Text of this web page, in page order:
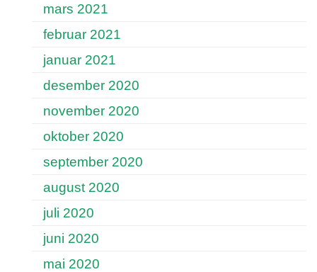
mars 2021
februar 2021
januar 2021
desember 2020
november 2020
oktober 2020
september 2020
august 2020
juli 2020
juni 2020
mai 2020